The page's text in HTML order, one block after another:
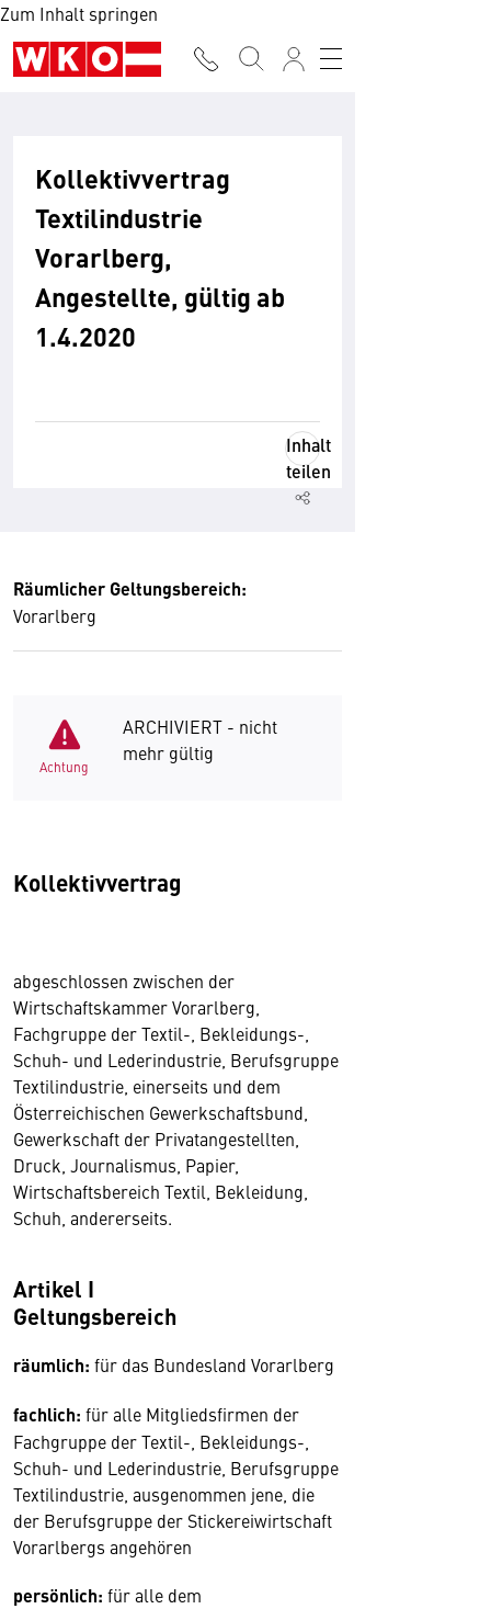
Zum Inhalt springen
Kollektivvertrag
Textilindustrie
Vorarlberg,
Angestellte, gültig ab
1.4.2020
Inhalt
teilen
Räumlicher Geltungsbereich:
Vorarlberg
Achtung
ARCHIVIERT - nicht
mehr gültig
Kollektivvertrag
abgeschlossen zwischen der
Wirtschaftskammer Vorarlberg,
Fachgruppe der Textil-, Bekleidungs-,
Schuh- und Lederindustrie, Berufsgruppe
Textilindustrie, einerseits und dem
Österreichischen Gewerkschaftsbund,
Gewerkschaft der Privatangestellten,
Druck, Journalismus, Papier,
Wirtschaftsbereich Textil, Bekleidung,
Schuh, andererseits.
Artikel I
Geltungsbereich
räumlich: für das Bundesland Vorarlberg
fachlich: für alle Mitgliedsfirmen der
Fachgruppe der Textil-, Bekleidungs-,
Schuh- und Lederindustrie, Berufsgruppe
Textilindustrie, ausgenommen jene, die
der Berufsgruppe der Stickereiwirtschaft
Vorarlbergs angehören
persönlich: für alle dem